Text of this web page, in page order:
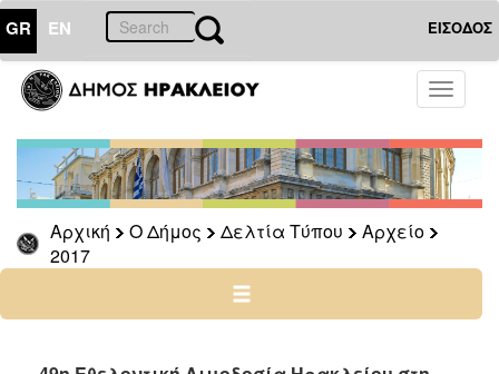
GR EN ΕΙΣΟΔΟΣ
Toggle
Αρχική Ο Δήμος Δελτία Τύπου
Αρχείο
2017
ΔΗΜΟΣ
Δελτία
Τύπου
Αρχείο
2026
2025
2022